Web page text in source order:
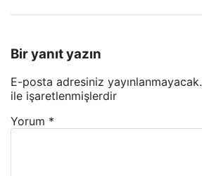
Bir yanıt yazın
E-posta adresiniz yayınlanmayacak.
ile işaretlenmişlerdir
Yorum *